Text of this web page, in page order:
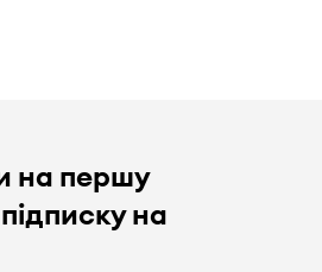
на першу
на